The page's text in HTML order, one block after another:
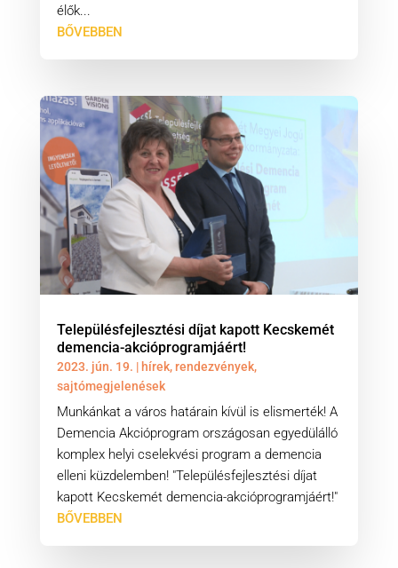
élők...
BŐVEBBEN
Településfejlesztési díjat kapott Kecskemét
demencia-akcióprogramjáért!
2023. jún. 19. | hírek,rendezvények,
sajtómegjelenések
Munkánkat a város határain kívül is elismerték! A
Demencia Akcióprogram országosan egyedülálló
komplex helyi cselekvési program a demencia
elleni küzdelemben! "Településfejlesztési díjat
kapott Kecskemét demencia-akcióprogramjáért!"
BŐVEBBEN